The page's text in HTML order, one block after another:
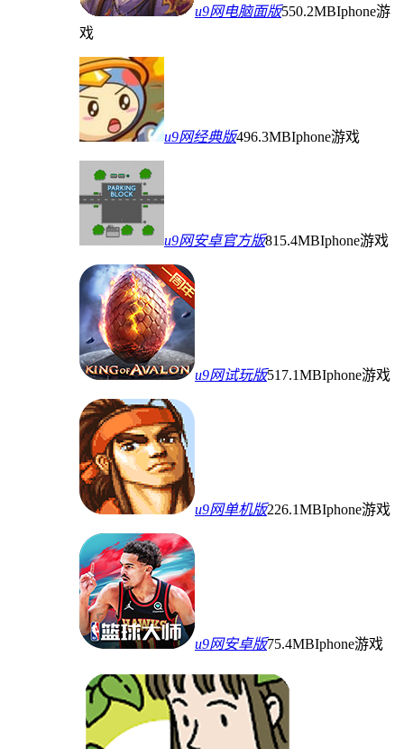
u9网电脑面版550.2MBIphone游
戏
u9网经典版496.3MBIphone游戏
u9网安卓官方版815.4MBIphone游戏
u9网试玩版517.1MBIphone游戏
u9网单机版226.1MBIphone游戏
u9网安卓版75.4MBIphone游戏